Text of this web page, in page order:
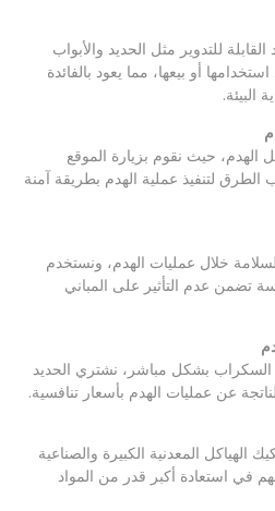
للتدوير مثل الحديد والأبواب
أو بيعها، مما يعود بالفائدة
الهدم، حيث نقوم بزيارة الموقع
لتنفيذ عملية الهدم بطريقة آمنة
خلال عمليات الهدم، ونستخدم
تضمن عدم التأثير على المباني
السكراب بشكل مباشر، نشتري الحديد
عن عمليات الهدم بأسعار تنافسية.
المعدنية الكبيرة والصناعية
في استعادة أكبر قدر من المواد